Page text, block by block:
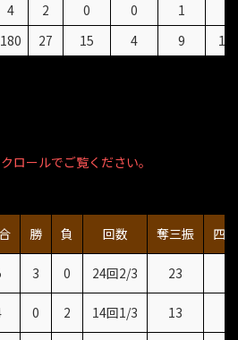
4 2 0 0 1
180 27 15 4 9
勝 負 回数 奪三振 四
3 0 24回2/3 23
0 2 14回1/3 13